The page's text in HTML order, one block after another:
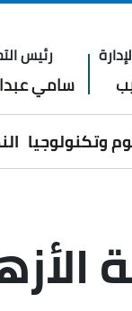
رئيس
سامي
وتكنولوجيا